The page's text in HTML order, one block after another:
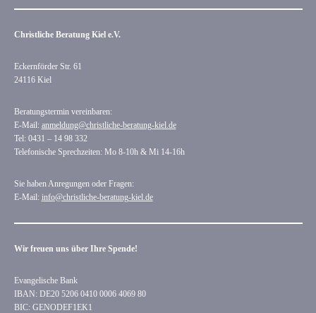
Christliche Beratung Kiel e.V.
Eckernförder Str. 61
24116 Kiel
Beratungstermin vereinbaren:
E-Mail: anmeldung@christliche-beratung-kiel.de
Tel: 0431 – 14 98 332
Telefonische Sprechzeiten: Mo 8-10h & Mi 14-16h
Sie haben Anregungen oder Fragen:
E-Mail: info@christliche-beratung-kiel.de
Wir freuen uns über Ihre Spende!
Evangelische Bank
IBAN: DE20 5206 0410 0006 4069 80
BIC: GENODEF1EK1